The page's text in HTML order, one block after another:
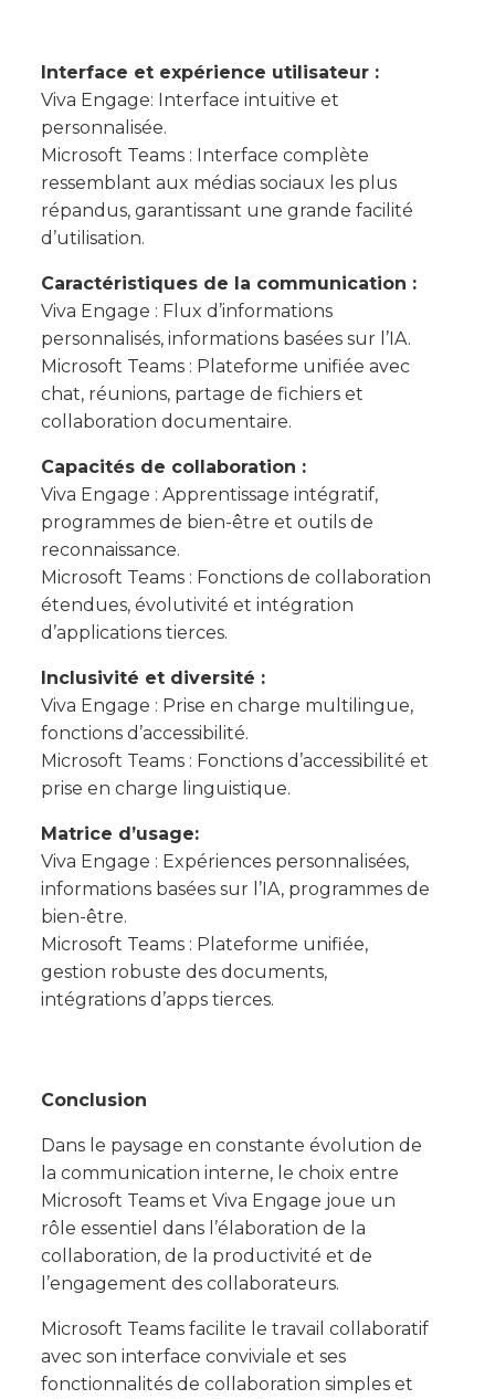
Interface et expérience utilisateur :
Viva Engage: Interface intuitive et
personnalisée.
Microsoft Teams : Interface complète
ressemblant aux médias sociaux les plus
répandus, garantissant une grande facilité
d’utilisation.
Caractéristiques de la communication :
Viva Engage : Flux d’informations
personnalisés, informations basées sur l’IA.
Microsoft Teams : Plateforme unifiée avec
chat, réunions, partage de fichiers et
collaboration documentaire.
Capacités de collaboration :
Viva Engage : Apprentissage intégratif,
programmes de bien-être et outils de
reconnaissance.
Microsoft Teams : Fonctions de collaboration
étendues, évolutivité et intégration
d’applications tierces.
Inclusivité et diversité :
Viva Engage : Prise en charge multilingue,
fonctions d’accessibilité.
Microsoft Teams : Fonctions d’accessibilité et
prise en charge linguistique.
Matrice d’usage:
Viva Engage : Expériences personnalisées,
informations basées sur l’IA, programmes de
bien-être.
Microsoft Teams : Plateforme unifiée,
gestion robuste des documents,
intégrations d’apps tierces.
Conclusion
Dans le paysage en constante évolution de
la communication interne, le choix entre
Microsoft Teams et Viva Engage joue un
rôle essentiel dans l’élaboration de la
collaboration, de la productivité et de
l’engagement des collaborateurs.
Microsoft Teams facilite le travail collaboratif
avec son interface conviviale et ses
fonctionnalités de collaboration simples et